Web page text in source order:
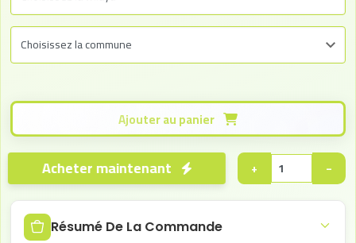
−
+
Résumé De La Commande